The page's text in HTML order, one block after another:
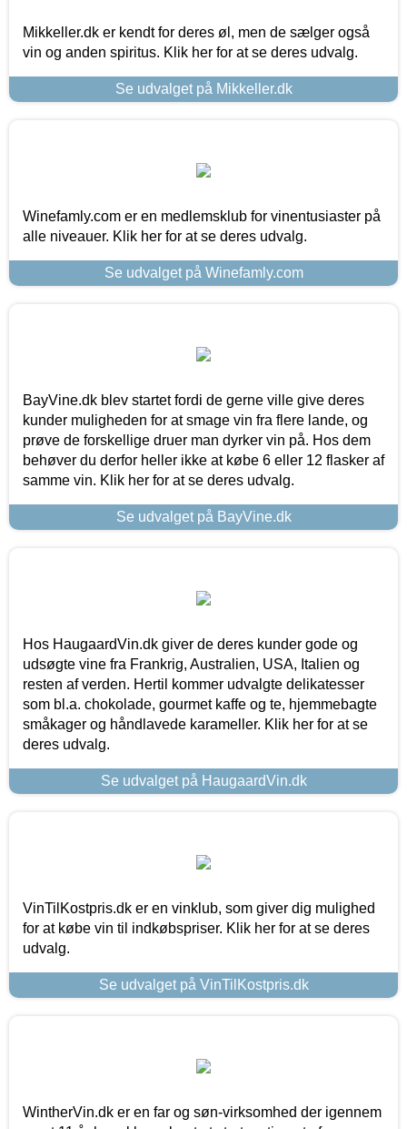
Mikkeller.dk er kendt for deres øl, men de sælger også
vin og anden spiritus. Klik her for at se deres udvalg.
Se udvalget på Mikkeller.dk
Winefamly.com er en medlemsklub for vinentusiaster på
alle niveauer. Klik her for at se deres udvalg.
Se udvalget på Winefamly.com
BayVine.dk blev startet fordi de gerne ville give deres
kunder muligheden for at smage vin fra flere lande, og
prøve de forskellige druer man dyrker vin på. Hos dem
behøver du derfor heller ikke at købe 6 eller 12 flasker af
samme vin. Klik her for at se deres udvalg.
Se udvalget på BayVine.dk
Hos HaugaardVin.dk giver de deres kunder gode og
udsøgte vine fra Frankrig, Australien, USA, Italien og
resten af verden. Hertil kommer udvalgte delikatesser
som bl.a. chokolade, gourmet kaffe og te, hjemmebagte
småkager og håndlavede karameller. Klik her for at se
deres udvalg.
Se udvalget på HaugaardVin.dk
VinTilKostpris.dk er en vinklub, som giver dig mulighed
for at købe vin til indkøbspriser. Klik her for at se deres
udvalg.
Se udvalget på VinTilKostpris.dk
WintherVin.dk er en far og søn-virksomhed der igennem